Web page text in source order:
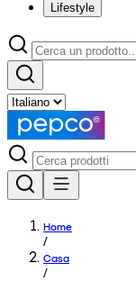
Lifestyle
Home
/
Casa
/